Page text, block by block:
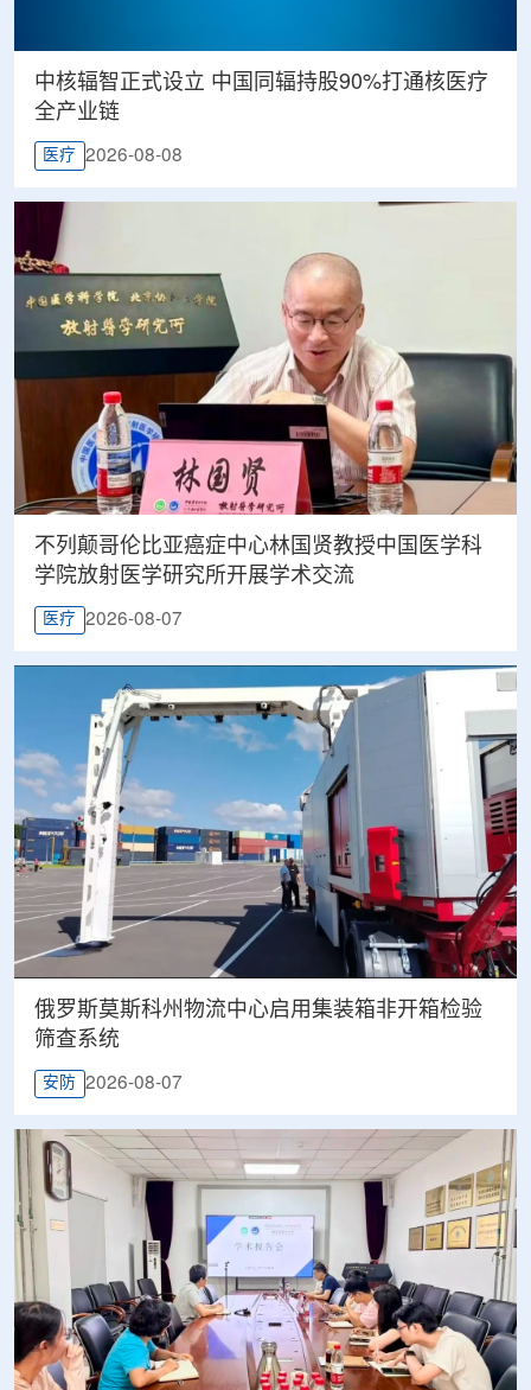
中核辐智正式设立 中国同辐持股90%打通核医疗
全产业链
医疗 2026-08-08
不列颠哥伦比亚癌症中心林国贤教授中国医学科
学院放射医学研究所开展学术交流
医疗 2026-08-07
俄罗斯莫斯科州物流中心启用集装箱非开箱检验
筛查系统
安防 2026-08-07